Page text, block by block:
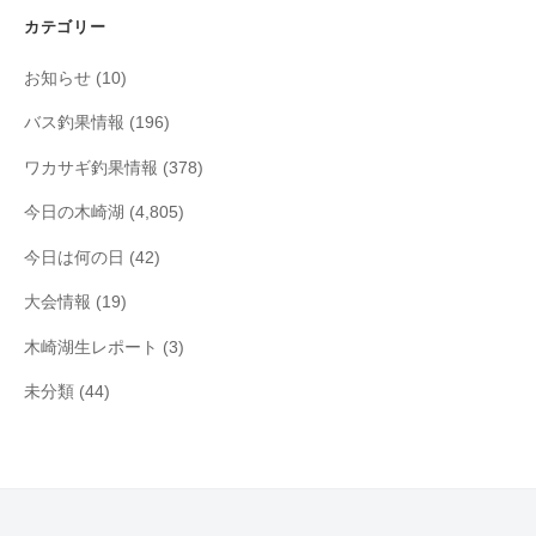
ブ
カテゴリー
お知らせ (10)
バス釣果情報 (196)
ワカサギ釣果情報 (378)
今日の木崎湖 (4,805)
今日は何の日 (42)
大会情報 (19)
木崎湖生レポート (3)
未分類 (44)